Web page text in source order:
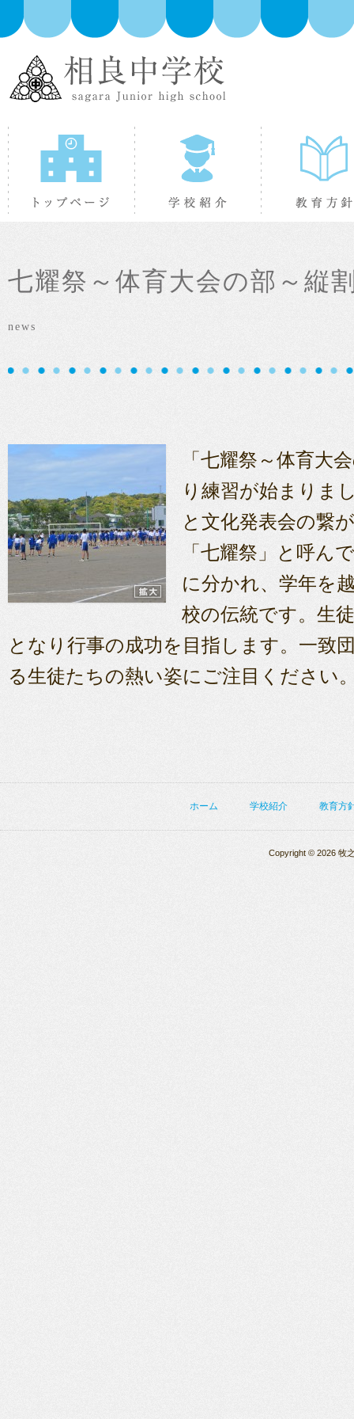
トップページ 学校紹介
七耀祭～体育大会の部～縦
news
「七耀祭～体育大
り練習が始まりま
と文化発表会の繋
「七耀祭」と呼ん
に分かれ、学年を
校の伝統です。生
となり行事の成功を目指します。一致
る生徒たちの熱い姿にご注目ください
ホーム 学校紹介 教育方
Copyright © 2026 牧